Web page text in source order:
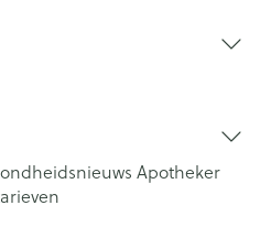
Apotheker